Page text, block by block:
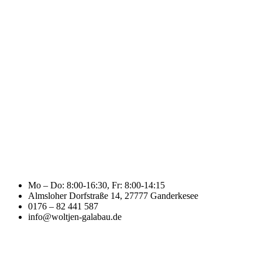
Mo – Do: 8:00-16:30, Fr: 8:00-14:15
Almsloher Dorfstraße 14, 27777 Ganderkesee
0176 – 82 441 587
info@woltjen-galabau.de